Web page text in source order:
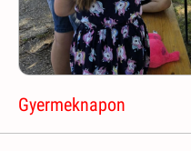
Gyermeknapon